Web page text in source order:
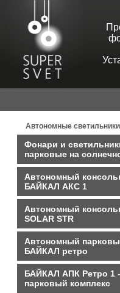
Автономные
Фонари и
парковые на
Автономный
БАЙКАЛ АКС 1
Автономный
SOLAR STR
Автономный
БАЙКАЛ ретро
БАЙКАЛ АПК Ретро 1
парковый комплекс